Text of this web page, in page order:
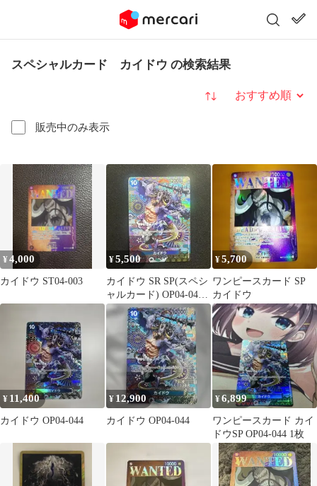
スペシャルカード カイドウ の検索結果
販売中のみ表示
並び替え
¥4,000
カイドウ ST04-003
¥5,500
カイドウ SR SP(スペシ
ャルカード) OP04-044
新時代の主役
¥5,700
ワンピースカード SP
カイドウ
¥ 11,400
カイドウ OP04-044
¥ 12,900
カイドウ OP04-044
¥6,899
ワンピースカード カイ
ドウSP OP04-044 1枚